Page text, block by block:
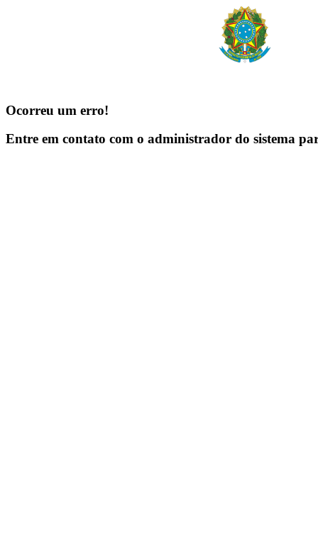
Ocorreu um erro!
Entre em contato com o administrador do sistema